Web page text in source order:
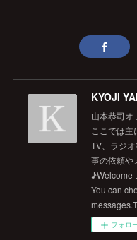
KYOJI
山本恭司オ
ここでは主
TV、ラジ
事の依頼や
♪Welcome
You can
フォロ